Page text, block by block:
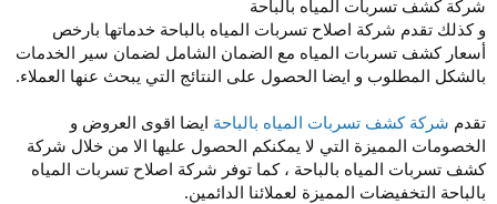
شركة كشف تسربات المياه بالباحة
و كذلك تقدم شركة اصلاح تسربات المياه بالباحة خدماتها بارخص
أسعار كشف تسربات المياه مع الضمان الشامل لضمان سير الخدمات
بالشكل المطلوب و ايضا الحصول على النتائج التي يبحث عنها العملاء.
تقدم شركة كشف تسربات المياه بالباحة ايضا اقوى العروض و
الخصومات المميزة التي لا يمكنكم الحصول عليها الا من خلال شركة
كشف تسربات المياه بالباحة ، كما توفر شركة اصلاح تسربات المياه
بالباحة التخفيضات المميزة لعملائنا الدائمين.